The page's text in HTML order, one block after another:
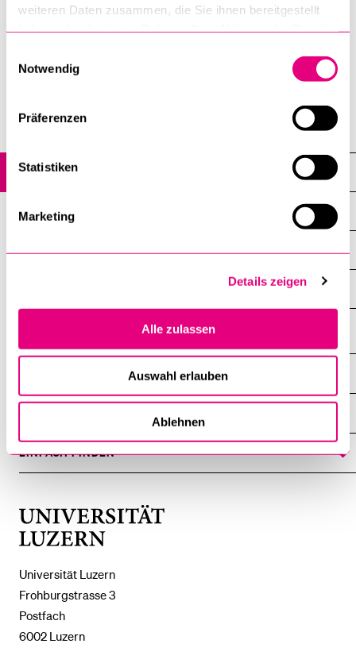
weiteren Daten zusammen, die Sie ihnen bereitgestellt
Notwendig
Präferenzen
Statistiken
Marketing
Details zeigen
Alle zulassen
Auswahl erlauben
Ablehnen
Agenda
Alle Veranstaltungen
Veranstaltungsreihen
Wirtschaftswissenschaftliche Fakultät
Universität Luzern
Frohburgstrasse 3
Postfach
6002 Luzern
DAS
%1$S
%1$S
UNTERMENÜ
EINFACH FINDEN
ZEIGE
DAS